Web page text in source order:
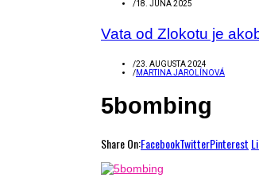
/18. JÚNA 2025
Vata od Zlokotu je
/23. AUGUSTA 2024
/MARTINA JAROLÍNOVÁ
5bombing
Share On:FacebookTwitterPinterest